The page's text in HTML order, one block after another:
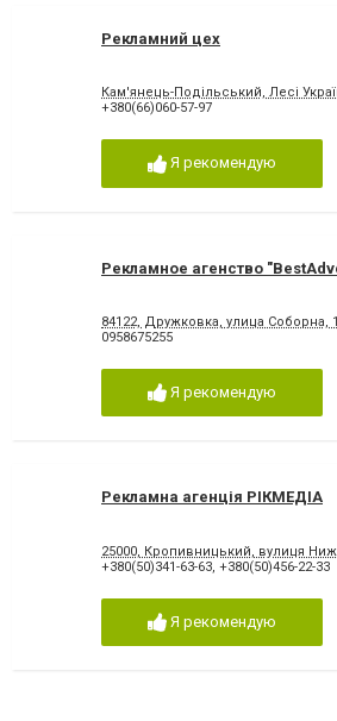
Рекламний цех
Кам'янець-Подільський, Лесі
+380(66)060-57-97
Я рекомендую
Рекламное агенство
84122, Дружковка, улица Соборна,
0958675255
Я рекомендую
Рекламна агенція РІКМЕДІА
25000, Кропивницький, вулиця
+380(50)341-63-63 +380(50)456-22-33
Я рекомендую